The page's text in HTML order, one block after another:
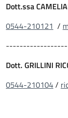
Dott.ssa
0544-210121 /
------------------
Dott. GRILLINI
0544-210104/